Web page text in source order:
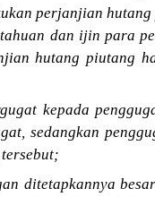
perjanjian
dan ijin para
hutang piutang
kepada
sedangkan
ditetapkannya